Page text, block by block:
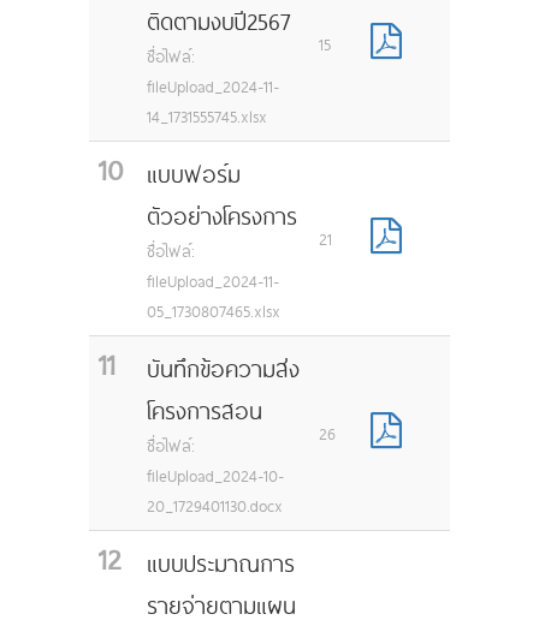
ติดตามงบปี2567
ชื่อไฟล์:
fileUpload_2024-11-
14_1731555745.xlsx
15
10
แบบฟอร์ม
ตัวอย่างโครงการ
ชื่อไฟล์:
fileUpload_2024-11-
05_1730807465.xlsx
21
11
บันทึกข้อความส่ง
โครงการสอน
ชื่อไฟล์:
fileUpload_2024-10-
20_1729401130.docx
26
12
แบบประมาณการ
รายจ่ายตามแผน